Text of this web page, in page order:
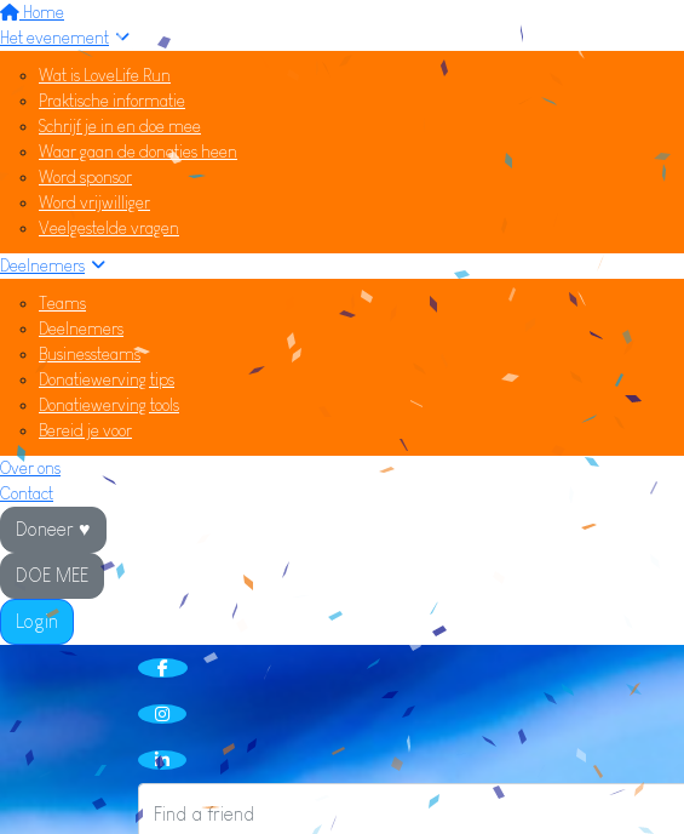
Home
Het evenement
Wat is LoveLife Run
Praktische informatie
Schrijf je in en doe mee
Waar gaan de donaties heen
Word sponsor
Word vrijwilliger
Veelgestelde vragen
Deelnemers
Teams
Deelnemers
Businessteams
Donatiewerving tips
Donatiewerving tools
Bereid je voor
Over ons
Contact
Doneer ♥
DOE MEE
Login